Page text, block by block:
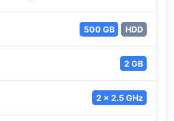
500 GB HDD
2 GB
2 x 2.5 GHz